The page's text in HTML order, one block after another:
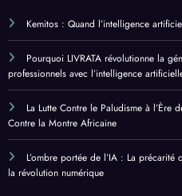
Kemitos : Quand l’intelligence
Pourquoi LIVRATA révolutionne la
professionnels avec l’intelligence
La Lutte Contre le Paludisme à l’Ère
Contre la Montre Africaine
L’ombre portée de l’IA : La
la révolution numérique